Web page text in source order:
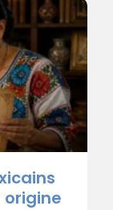
origine